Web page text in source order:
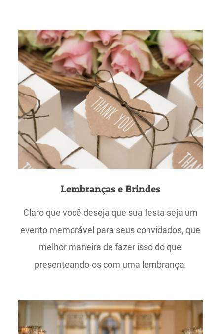
Lembranças e Brindes
Claro que você deseja que sua festa seja um
evento memorável para seus convidados, que
melhor maneira de fazer isso do que
presenteando-os com uma lembrança.